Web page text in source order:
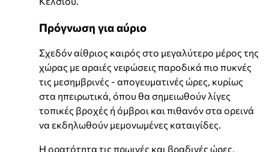
Πρόγνωση για αύριο
Σχεδόν αίθριος καιρός στο μεγαλύτερο μέρος της
χώρας με αραιές νεφώσεις παροδικά πιο πυκνές
τις μεσημβρινές - απογευματινές ώρες, κυρίως
στα ηπειρωτικά, όπου θα σημειωθούν λίγες
τοπικές βροχές ή όμβροι και πιθανόν στα ορεινά
να εκδηλωθούν μεμονωμένες καταιγίδες.
Η ορατότητα τις πρωινές και βραδινές ώρες,